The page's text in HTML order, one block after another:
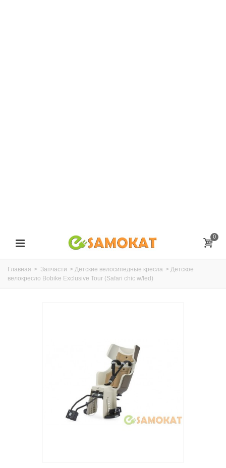
0
Главная > Запчасти > Детские велосипедные кресла > Детское
велокресло Bobike Exclusive Tour (Safari chic w/led)